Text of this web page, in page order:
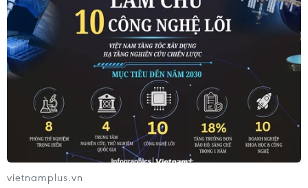
27/01/2014 07:22
Lễ trao giải Grammy 2014 chứng kiến nhóm nhạc tới từ
Pháp Daft Punk cùng nữ ca sĩ trẻ Lorde chia nhau những
giải thưởng quan trọng nhất.
vietnamplus.vn